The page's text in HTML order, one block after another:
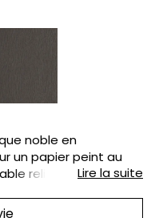
noble en
un papier peint au
relief. À choisirLire la suite